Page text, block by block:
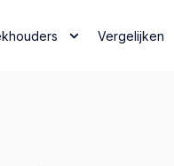
Vergelijken